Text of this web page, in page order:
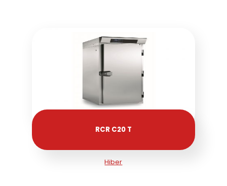
RCR C20 T
Hiber